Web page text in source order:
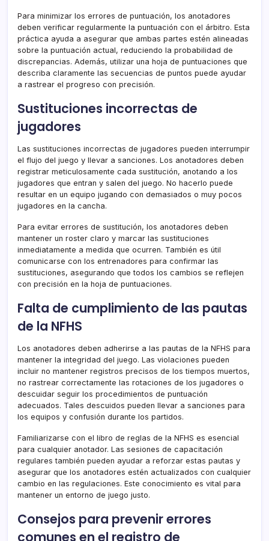
Para minimizar los errores de puntuación, los anotadores
deben verificar regularmente la puntuación con el árbitro. Esta
práctica ayuda a asegurar que ambas partes estén alineadas
sobre la puntuación actual, reduciendo la probabilidad de
discrepancias. Además, utilizar una hoja de puntuaciones que
describa claramente las secuencias de puntos puede ayudar
a rastrear el progreso con precisión.
Sustituciones incorrectas de
jugadores
Las sustituciones incorrectas de jugadores pueden interrumpir
el flujo del juego y llevar a sanciones. Los anotadores deben
registrar meticulosamente cada sustitución, anotando a los
jugadores que entran y salen del juego. No hacerlo puede
resultar en un equipo jugando con demasiados o muy pocos
jugadores en la cancha.
Para evitar errores de sustitución, los anotadores deben
mantener un roster claro y marcar las sustituciones
inmediatamente a medida que ocurren. También es útil
comunicarse con los entrenadores para confirmar las
sustituciones, asegurando que todos los cambios se reflejen
con precisión en la hoja de puntuaciones.
Falta de cumplimiento de las pautas
de la NFHS
Los anotadores deben adherirse a las pautas de la NFHS para
mantener la integridad del juego. Las violaciones pueden
incluir no mantener registros precisos de los tiempos muertos,
no rastrear correctamente las rotaciones de los jugadores o
descuidar seguir los procedimientos de puntuación
adecuados. Tales descuidos pueden llevar a sanciones para
los equipos y confusión durante los partidos.
Familiarizarse con el libro de reglas de la NFHS es esencial
para cualquier anotador. Las sesiones de capacitación
regulares también pueden ayudar a reforzar estas pautas y
asegurar que los anotadores estén actualizados con cualquier
cambio en las regulaciones. Este conocimiento es vital para
mantener un entorno de juego justo.
Consejos para prevenir errores
comunes en el registro de